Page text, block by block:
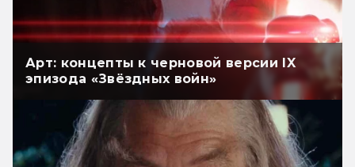
Арт: концепты к черновой версии IX
эпизода «Звёздных войн»